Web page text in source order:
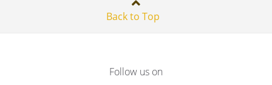
Back to Top
Follow us on